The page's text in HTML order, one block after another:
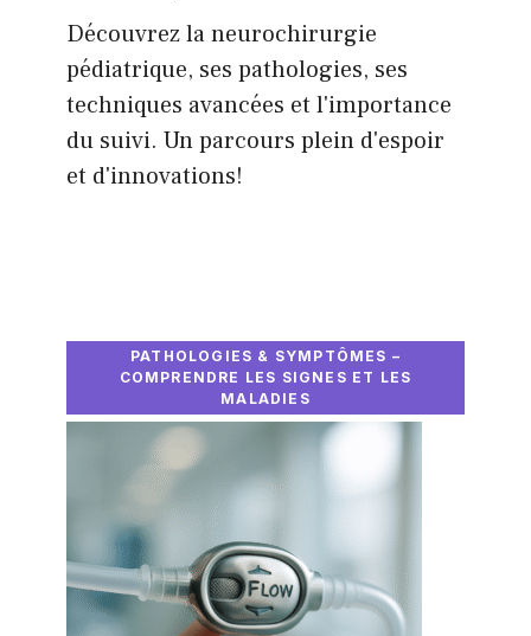
Découvrez la neurochirurgie
pédiatrique, ses pathologies, ses
techniques avancées et l'importance
du suivi. Un parcours plein d'espoir
et d'innovations!
PATHOLOGIES & SYMPTÔMES –
COMPRENDRE LES SIGNES ET LES
MALADIES